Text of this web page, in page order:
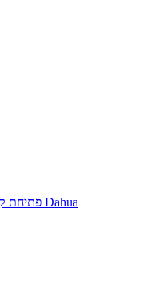
פתיחת קריאת שירות מצלמות אבטחה Dahua